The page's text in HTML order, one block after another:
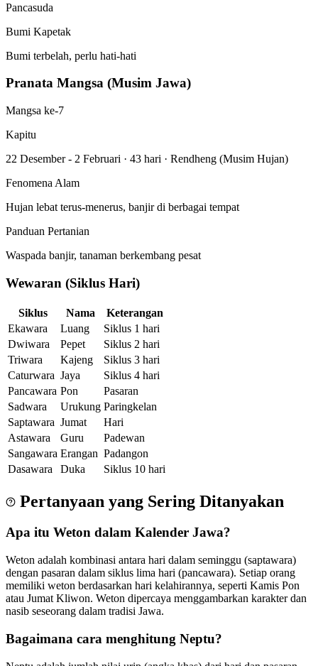
Pancasuda
Bumi Kapetak
Bumi terbelah, perlu hati-hati
Pranata Mangsa (Musim Jawa)
Mangsa ke-7
Kapitu
22 Desember - 2 Februari · 43 hari · Rendheng (Musim Hujan)
Fenomena Alam
Hujan lebat terus-menerus, banjir di berbagai tempat
Panduan Pertanian
Waspada banjir, tanaman berkembang pesat
Wewaran (Siklus Hari)
Siklus Nama
Keterangan
Ekawara
Luang
Siklus 1 hari
Dwiwara
Pepet
Siklus 2 hari
Triwara
Kajeng
Siklus 3 hari
Caturwara Jaya
Siklus 4 hari
Pancawara Pon
Pasaran
Sadwara
Urukung Paringkelan
Saptawara Jumat
Hari
Astawara
Guru
Padewan
Sangawara Erangan Padangon
Dasawara
Duka Siklus 10 hari
Pertanyaan yang Sering Ditanyakan
Apa itu Weton dalam Kalender Jawa?
Weton adalah kombinasi antara hari dalam seminggu (saptawara)
dengan pasaran dalam siklus lima hari (pancawara). Setiap orang
memiliki weton berdasarkan hari kelahirannya, seperti Kamis Pon
atau Jumat Kliwon. Weton dipercaya menggambarkan karakter dan
nasib seseorang dalam tradisi Jawa.
Bagaimana cara menghitung Neptu?